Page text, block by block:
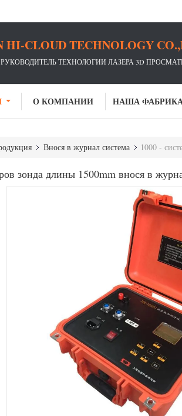
HI-CLOUD TECHNOLOGY
ТЕХНОЛОГИИ ЛАЗЕРА 3D
О КОМПАНИИ НАША
Внося в журнал система 1000 -
зонда длины 1500mm внося в